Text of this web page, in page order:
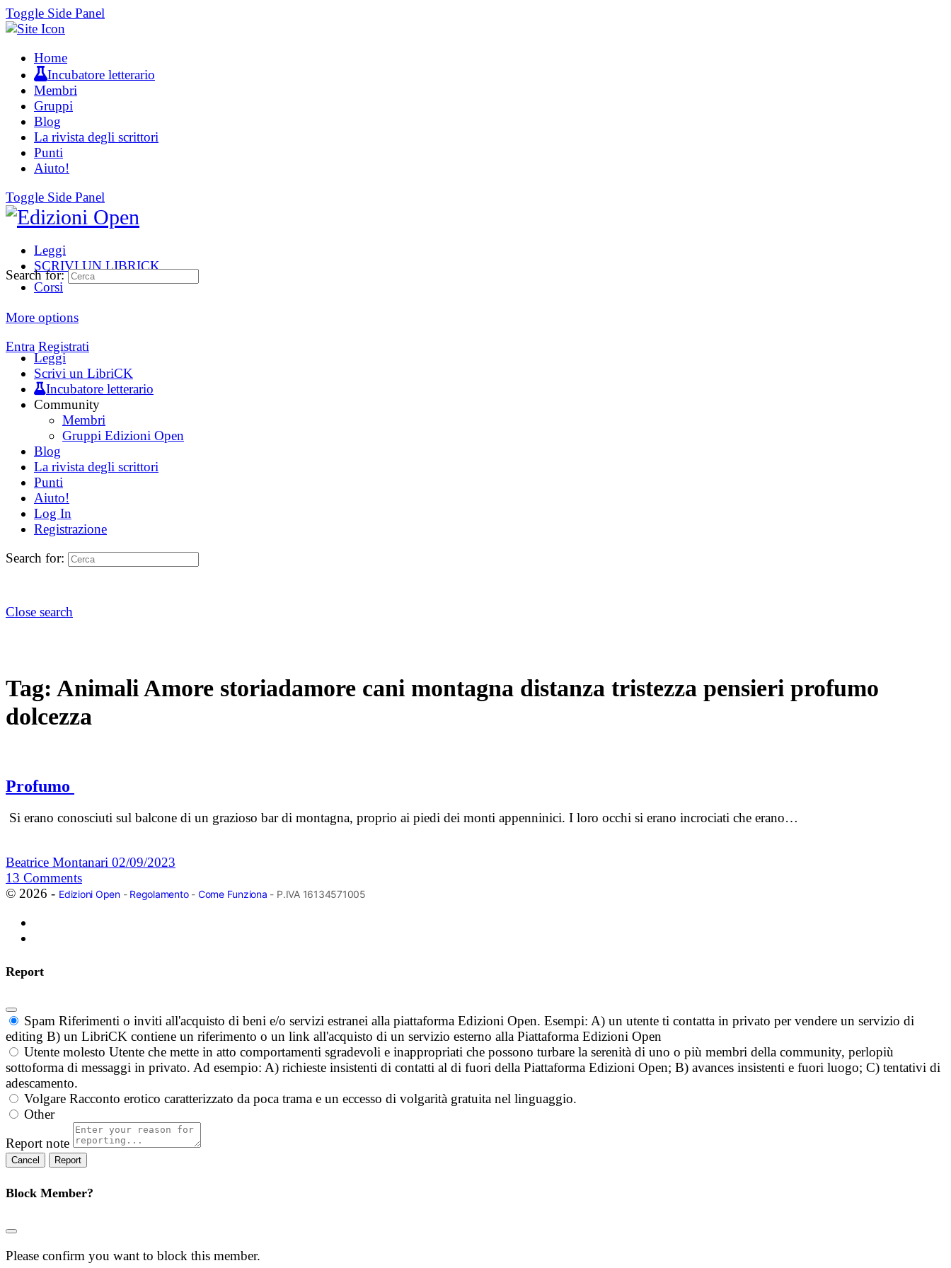
Toggle Side Panel
Home
Incubatore letterario
Membri
Gruppi
Blog
La rivista degli scrittori
Punti
Aiuto!
Toggle Side Panel
Leggi
SCRIVI UN LIBRICK
Corsi
More options
Entra Registrati
Search for:
Leggi
Scrivi un LibriCK
Incubatore letterario
Community
Membri
Gruppi Edizioni Open
Blog
La rivista degli scrittori
Punti
Aiuto!
Log In
Registrazione
Search for:
Close search
Tag: Animali Amore storiadamore cani montagna distanza tristezza pensieri profumo
dolcezza
Profumo
Si erano conosciuti sul balcone di un grazioso bar di montagna, proprio ai piedi dei monti appenninici. I loro occhi si erano incrociati che erano…
Beatrice Montanari 02/09/2023
13 Comments
© 2026 - Edizioni Open- Regolamento- Come Funziona - P.IVA 16134571005
Report
Spam Riferimenti o inviti all'acquisto di beni e/o servizi estranei alla piattaforma Edizioni Open. Esempi: A) un utente ti contatta in privato per vendere un servizio di
editing B) un LibriCK contiene un riferimento o un link all'acquisto di un servizio esterno alla Piattaforma Edizioni Open
Utente molesto Utente che mette in atto comportamenti sgradevoli e inappropriati che possono turbare la serenità di uno o più membri della community, perlopiù
sottoforma di messaggi in privato. Ad esempio: A) richieste insistenti di contatti al di fuori della Piattaforma Edizioni Open; B) avances insistenti e fuori luogo; C) tentativi di
adescamento.
Volgare Racconto erotico caratterizzato da poca trama e un eccesso di volgarità gratuita nel linguaggio.
Other
Report note
Report
Block Member?
Please confirm you want to block this member.